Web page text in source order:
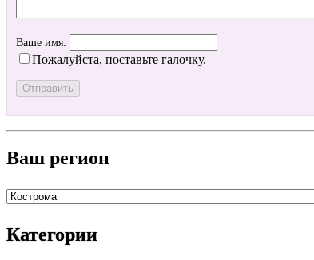
Ваше имя:
Пожалуйста, поставьте галочку.
Ваш регион
Категории